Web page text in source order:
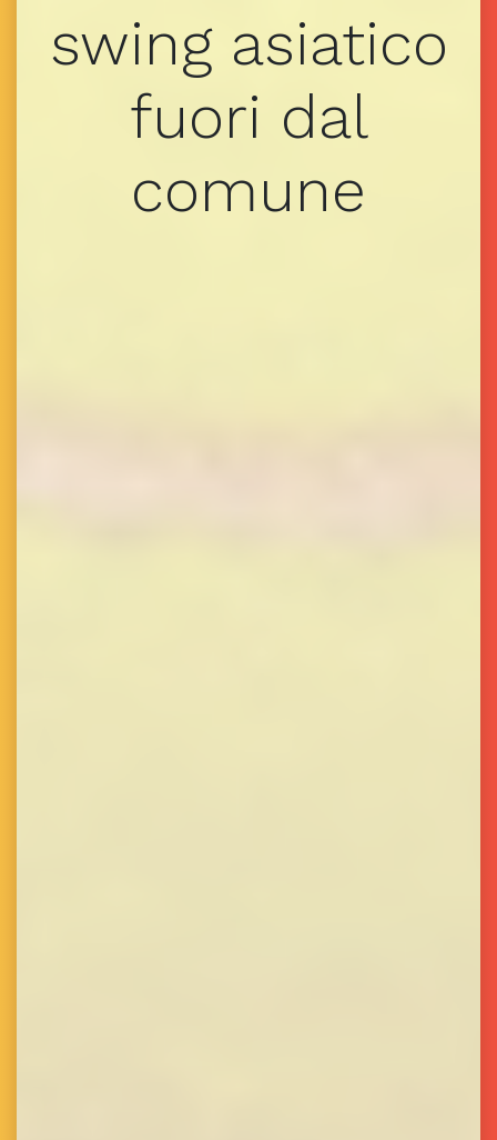
swing asiatico
fuori dal
comune